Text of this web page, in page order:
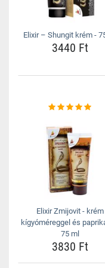
Elixir – Shungit krém -
3440 Ft
Elixir Zmijovit - krém
kígyóméreggel és
75 ml
3830 Ft